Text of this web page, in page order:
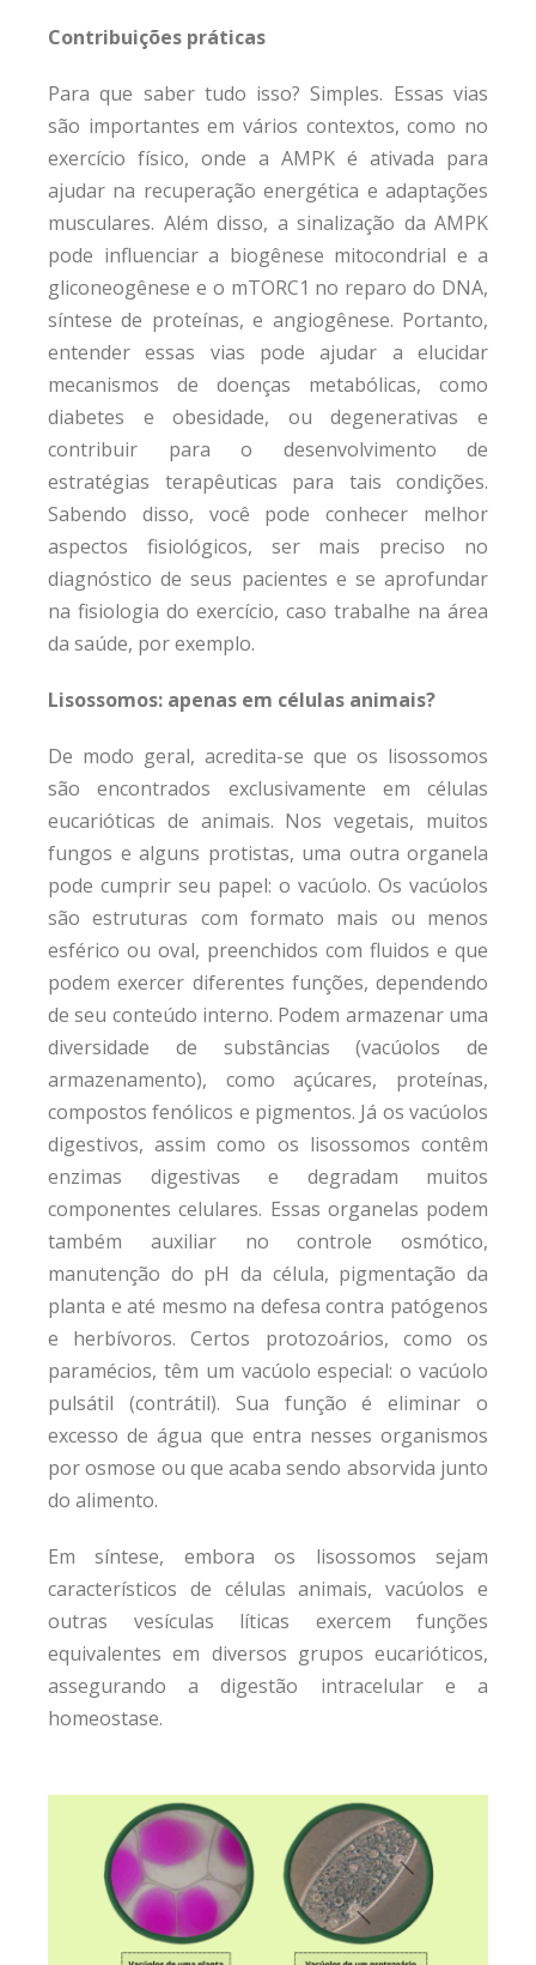
Contribuições práticas
Para que saber tudo isso? Simples. Essas vias
são importantes em vários contextos, como no
exercício físico, onde a AMPK é ativada para
ajudar na recuperação energética e adaptações
musculares. Além disso, a sinalização da AMPK
pode influenciar a biogênese mitocondrial e a
gliconeogênese e o mTORC1 no reparo do DNA,
síntese de proteínas, e angiogênese. Portanto,
entender essas vias pode ajudar a elucidar
mecanismos de doenças metabólicas, como
diabetes e obesidade, ou degenerativas e
contribuir para o desenvolvimento de
estratégias terapêuticas para tais condições.
Sabendo disso, você pode conhecer melhor
aspectos fisiológicos, ser mais preciso no
diagnóstico de seus pacientes e se aprofundar
na fisiologia do exercício, caso trabalhe na área
da saúde, por exemplo.
Lisossomos: apenas em células animais?
De modo geral, acredita-se que os lisossomos
são encontrados exclusivamente em células
eucarióticas de animais. Nos vegetais, muitos
fungos e alguns protistas, uma outra organela
pode cumprir seu papel: o vacúolo. Os vacúolos
são estruturas com formato mais ou menos
esférico ou oval, preenchidos com fluidos e que
podem exercer diferentes funções, dependendo
de seu conteúdo interno. Podem armazenar uma
diversidade de substâncias (vacúolos de
armazenamento), como açúcares, proteínas,
compostos fenólicos e pigmentos. Já os vacúolos
digestivos, assim como os lisossomos contêm
enzimas digestivas e degradam muitos
componentes celulares. Essas organelas podem
também auxiliar no controle osmótico,
manutenção do pH da célula, pigmentação da
planta e até mesmo na defesa contra patógenos
e herbívoros. Certos protozoários, como os
paramécios, têm um vacúolo especial: o vacúolo
pulsátil (contrátil). Sua função é eliminar o
excesso de água que entra nesses organismos
por osmose ou que acaba sendo absorvida junto
do alimento.
Em síntese, embora os lisossomos sejam
característicos de células animais, vacúolos e
outras vesículas líticas exercem funções
equivalentes em diversos grupos eucarióticos,
assegurando a digestão intracelular e a
homeostase.